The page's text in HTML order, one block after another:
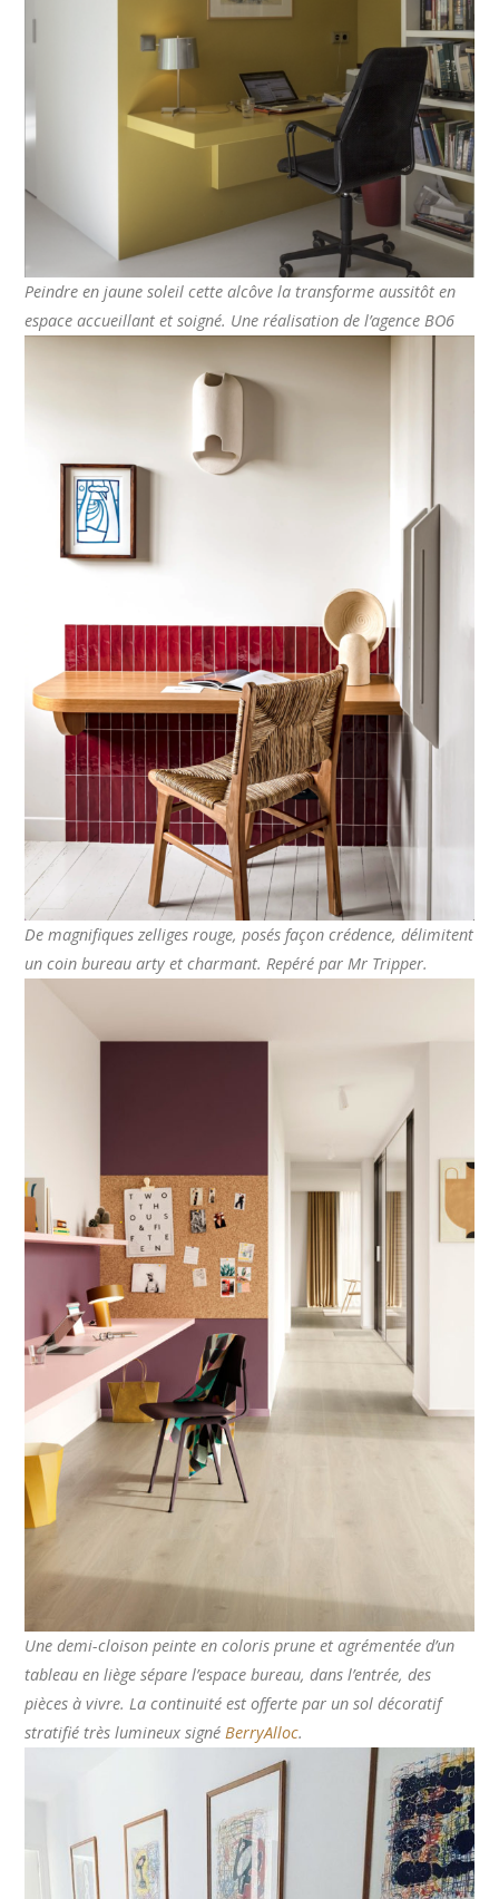
Peindre en jaune soleil cette alcôve la transforme aussitôt en
espace accueillant et soigné. Une réalisation de l’agence BO6
De magnifiques zelliges rouge, posés façon crédence, délimitent
un coin bureau arty et charmant. Repéré par Mr Tripper.
Une demi-cloison peinte en coloris prune et agrémentée d’un
tableau en liège sépare l’espace bureau, dans l’entrée, des
pièces à vivre. La continuité est offerte par un sol décoratif
stratifié très lumineux signéBerryAlloc.